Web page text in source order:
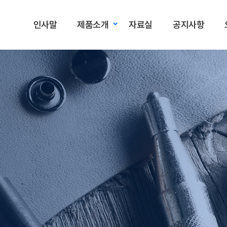
인사말 제품소개 자료실 공지사항